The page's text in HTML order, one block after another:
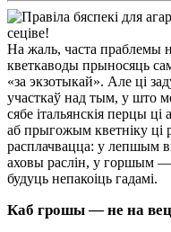
На жаль, часта праблемы
кветкаводы прыносяць
«за экзотыкай». Але ці
участкаў над тым, у што
сябе італьянскія перцы
аб прыгожым кветніку ці
расплачвацца: у лепшым
аховы раслін, у горшым —
будуць непакоіць гадамі.
Каб грошы — не на